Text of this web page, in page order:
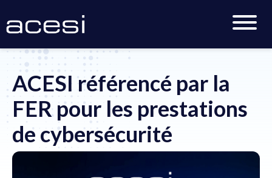
Accueil >Actualités
ACESI référencé par la FER pour
les prestations de cybersécurité
ACESI référencé par la
FER pour les prestations
de cybersécurité